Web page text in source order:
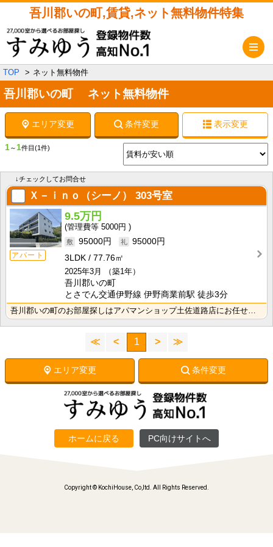
吾川郡いの町,賃貸,ネット無料物件特集
TOP ネット無料物件
吾川郡いの町 ネット無料物件
エリア変更 条件変更 表示変更
1～1件目 (1件)
↓チェックしてお問合せ
Ｘ－ｉｎｏ（シーノ） 303号室
アパート
9.5万円
5000円
95000円
95000円
3LDK
77.76㎡
2025年3月
（築1年）
吾川郡いの町
とさでん交通伊野線 伊野商業前駅 徒歩3分
吾川郡いの町のお部屋探しはアパマンショップ土佐道路店にお任せください。
≪ < 1 > ≫
エリア変更 条件変更
ホームに戻る PC向けサイトへ
Copyright © KochiHouse, Co,ltd. All Rights Reserved.